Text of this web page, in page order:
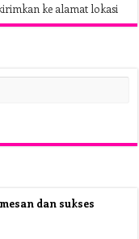
ke alamat lokasi
dan sukses